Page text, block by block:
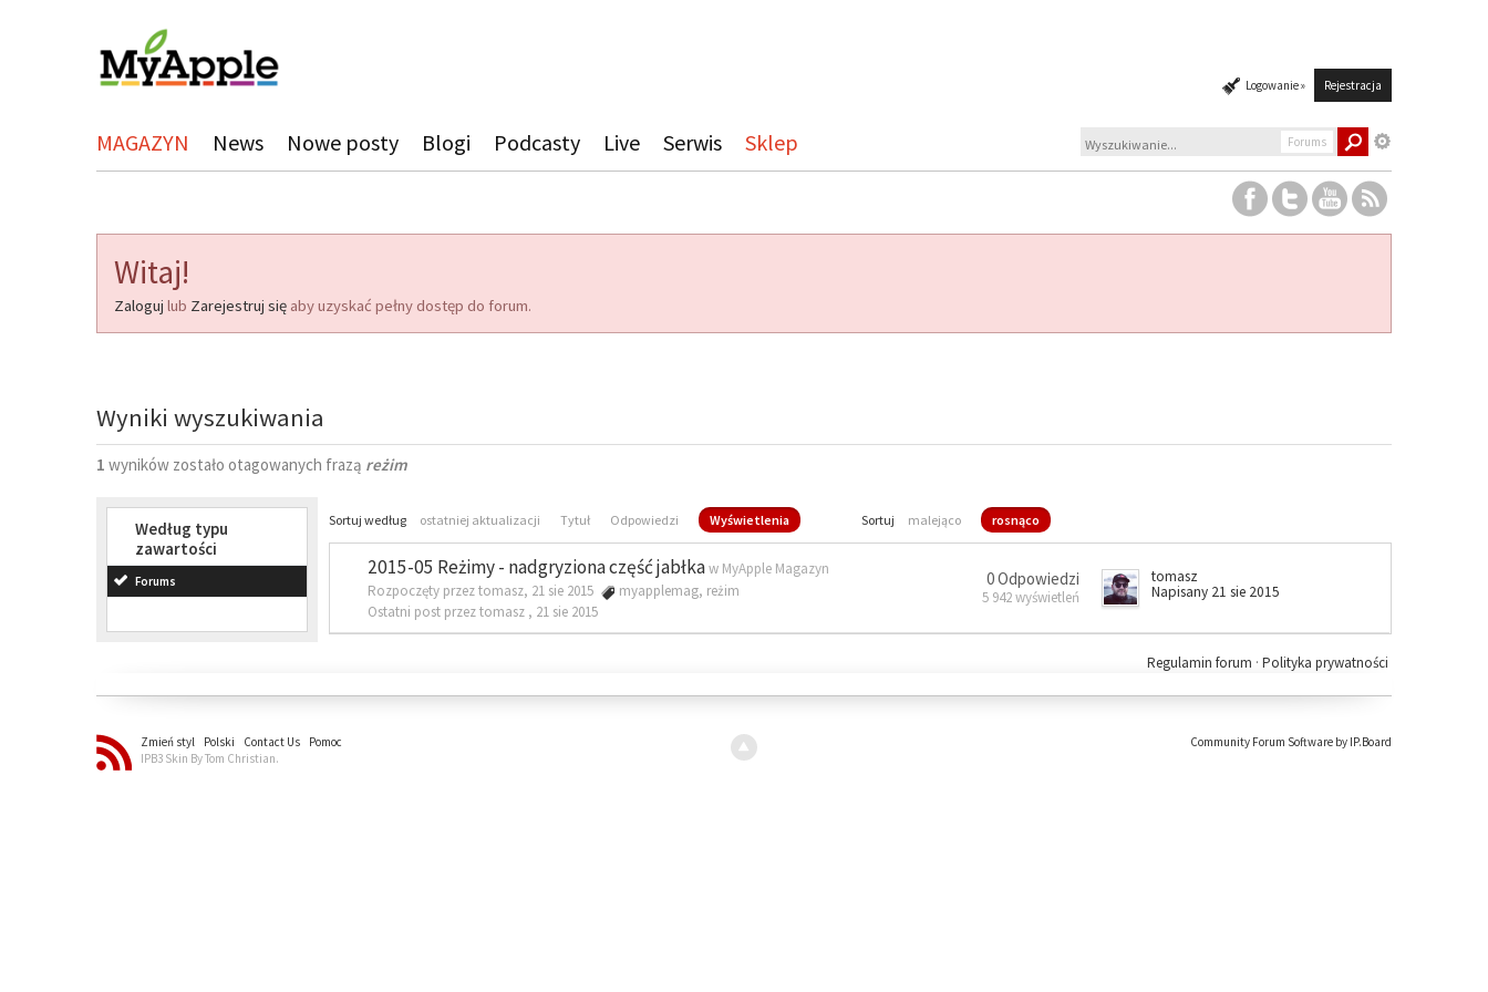
Logowanie » Rejestracja
MAGAZYN News Nowe posty Blogi Podcasty Live Serwis Sklep Forums
Witaj!
Zaloguj lub Zarejestruj się aby uzyskać pełny dostęp do forum.
Wyniki wyszukiwania
1 wyników zostało otagowanych frazą reżim
Według typu
zawartości
Forums
Sortuj według ostatniej aktualizacji Tytuł Odpowiedzi Wyświetlenia Sortuj malejąco rosnąco
2015-05 Reżimy - nadgryziona część jabłkaw MyApple Magazyn
Rozpoczęty przez tomasz, 21 sie 2015
myapplemag, reżim
Ostatni post przez tomasz , 21 sie 2015
0 Odpowiedzi
5 942 wyświetleń
tomasz
Napisany 21 sie 2015
Polityka prywatności
Regulamin forum ·
Zmień styl Polski Contact Us
Pomoc
IPB3 Skin By Tom Christian.
Community Forum Software by IP.Board